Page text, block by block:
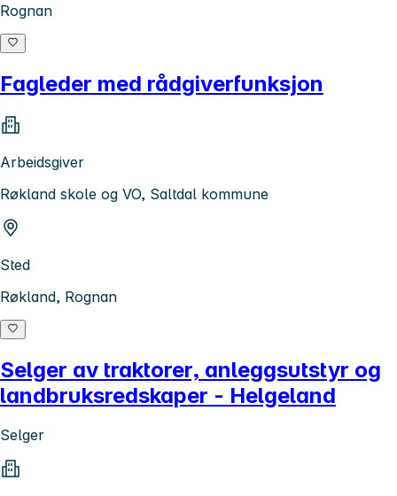
Rognan
Fagleder med rådgiverfunksjon
Arbeidsgiver
Røkland skole og VO, Saltdal kommune
Sted
Røkland, Rognan
Selger av traktorer, anleggsutstyr og
landbruksredskaper - Helgeland
Selger